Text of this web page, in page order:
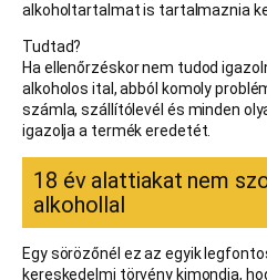
alkoholtartalmat is tartalmaznia
Tudtad?
Ha ellenőrzéskor nem tudod
alkoholos ital, abból komoly
számla, szállítólevél és minden
igazolja a termék eredetét.
18 év alattiakat nem
alkohollal
Egy sörözőnél ez az egyik
kereskedelmi törvény kimondja,